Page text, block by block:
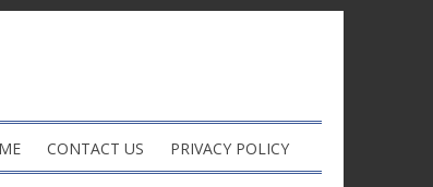
CONTACT US PRIVACY POLICY